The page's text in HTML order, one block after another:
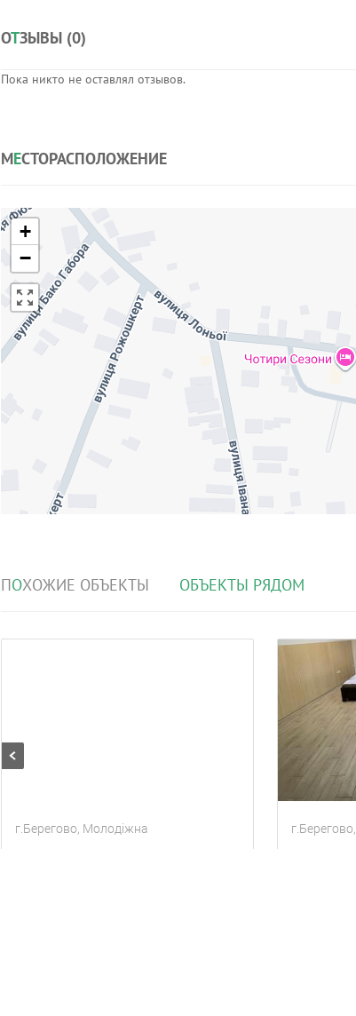
ОТЗЫВЫ (0)
Пока никто не оставлял отзывов.
МЕСТОРАСПОЛОЖЕНИЕ
+
−
ПОХОЖИЕ ОБЪЕКТЫ ОБЪЕКТЫ РЯДОМ
г.Берегово, Молодіжна